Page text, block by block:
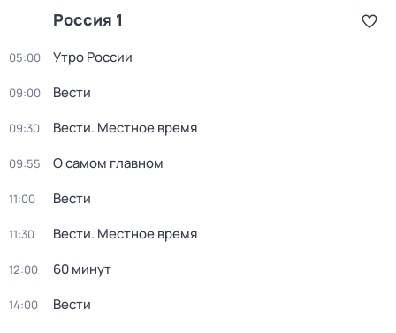
Россия 1
05:00 Утро России
09:00 Вести
09:30 Вести. Местное время
09:55 О самом главном
11:00 Вести
11:30 Вести. Местное время
12:00 60 минут
14:00 Вести